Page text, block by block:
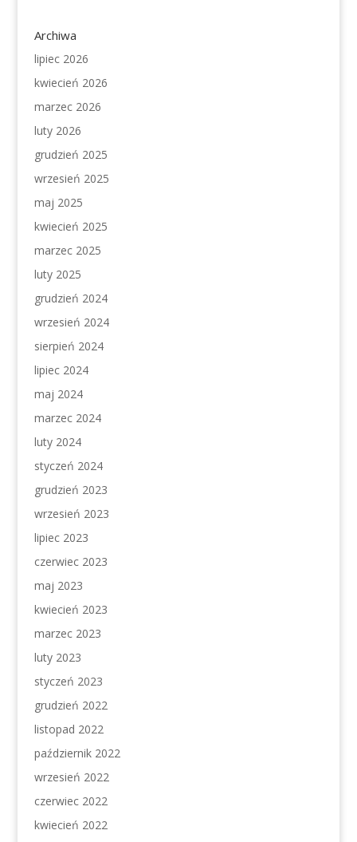
Archiwa
lipiec 2026
kwiecień 2026
marzec 2026
luty 2026
grudzień 2025
wrzesień 2025
maj 2025
kwiecień 2025
marzec 2025
luty 2025
grudzień 2024
wrzesień 2024
sierpień 2024
lipiec 2024
maj 2024
marzec 2024
luty 2024
styczeń 2024
grudzień 2023
wrzesień 2023
lipiec 2023
czerwiec 2023
maj 2023
kwiecień 2023
marzec 2023
luty 2023
styczeń 2023
grudzień 2022
listopad 2022
październik 2022
wrzesień 2022
czerwiec 2022
kwiecień 2022